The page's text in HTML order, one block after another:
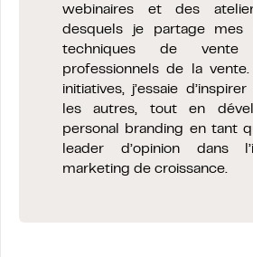
webinaires et des
desquels je partage mes
techniques de
professionnels de la
initiatives, j’essaie
les autres, tout en
personal branding en tant
leader d’opinion dans
marketing de croissance.